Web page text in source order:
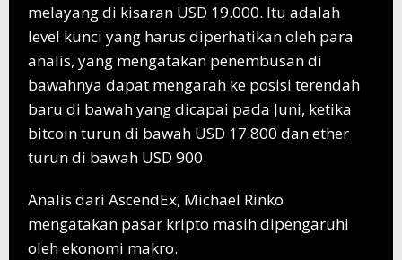
melayang di kisaran USD 19.000. Itu adalah
level kunci yang harus diperhatikan oleh para
analis, yang mengatakan penembusan di
bawahnya dapat mengarah ke posisi terendah
baru di bawah yang dicapai pada Juni, ketika
bitcoin turun di bawah USD 17.800 dan ether
turun di bawah USD 900.
Analis dari AscendEx, Michael Rinko
mengatakan pasar kripto masih dipengaruhi
oleh ekonomi makro.